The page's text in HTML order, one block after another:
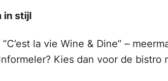
in stijl
la vie Wine & Dine” –
Kies dan voor de